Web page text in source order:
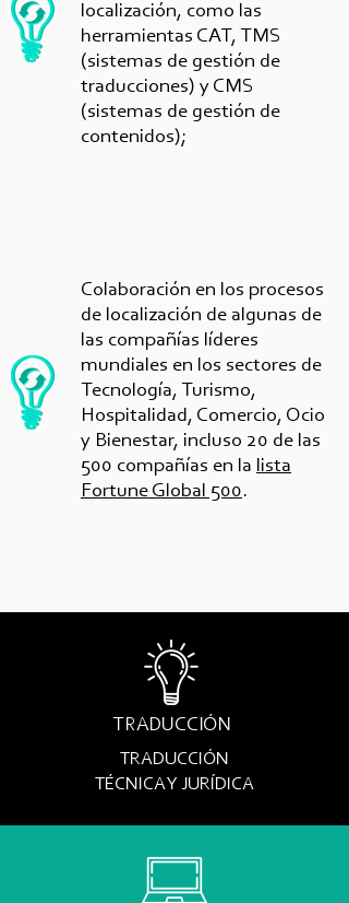
localización, como las
herramientas CAT, TMS
(sistemas de gestión de
traducciones) y CMS
(sistemas de gestión de
contenidos);
Colaboración en los procesos
de localización de algunas de
las compañías líderes
mundiales en los sectores de
Tecnología, Turismo,
Hospitalidad, Comercio, Ocio
y Bienestar, incluso 20 de las
500 compañías en la lista
Fortune Global 500.
TRADUCCIÓN
TRADUCCIÓN
TÉCNICA Y JURÍDICA